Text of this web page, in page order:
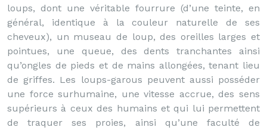
loups, dont une véritable fourrure (d’une teinte, en
général, identique à la couleur naturelle de ses
cheveux), un museau de loup, des oreilles larges et
pointues, une queue, des dents tranchantes ainsi
qu’ongles de pieds et de mains allongées, tenant lieu
de griffes. Les loups-garous peuvent aussi posséder
une force surhumaine, une vitesse accrue, des sens
supérieurs à ceux des humains et qui lui permettent
de traquer ses proies, ainsi qu’une faculté de